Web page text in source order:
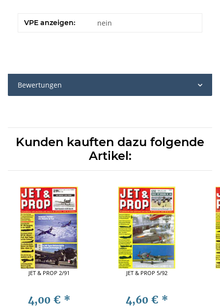
VPE anzeigen: nein
Bewertungen
Kunden kauften dazu folgende
Artikel:
JET & PROP 2/91
4,00 € *
JET & PROP 5/92
4,60 € *